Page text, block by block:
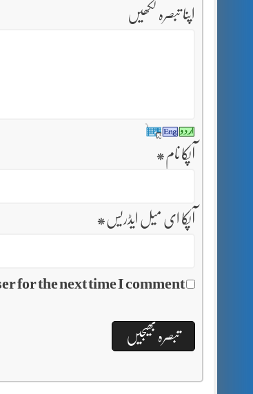
اپنا تبصرہ لکھیں
آپکا نام *
آپکا ای میل ایڈریس *
for the next time I comment.